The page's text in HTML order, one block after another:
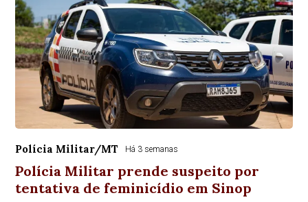
Polícia Militar/MT Há 3 semanas
Polícia Militar prende suspeito por
tentativa de feminicídio em Sinop